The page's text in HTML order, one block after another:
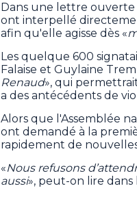
Dans une lettre ouverte
ont interpellé
afin qu'elle agisse dès «
Les quelque 600
Falaise et Guylaine
Renaud», qui
a des antécédents de
Alors que l'Assemblée
ont demandé à la
rapidement de
«Nous refusons
aussi», peut-on lire